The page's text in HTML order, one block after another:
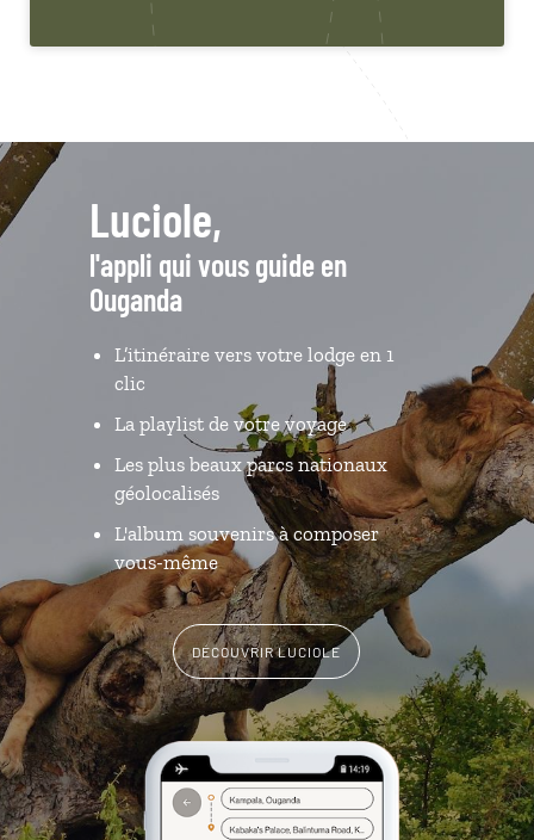
Luciole,
l'appli qui vous guide en
Ouganda
L’itinéraire vers votre lodge en 1
clic
La playlist de votre voyage
Les plus beaux parcs nationaux
géolocalisés
L'album souvenirs à composer
vous-même
DÉCOUVRIR LUCIOLE